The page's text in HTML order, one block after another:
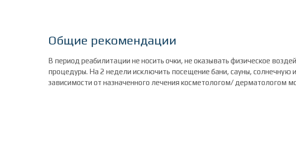
Общие рекомендации
В период реабилитации не носить очки, не оказывать физическое
процедуры. На 2 недели исключить посещение бани, сауны,
зависимости от назначенного лечения косметологом/ дерматологом